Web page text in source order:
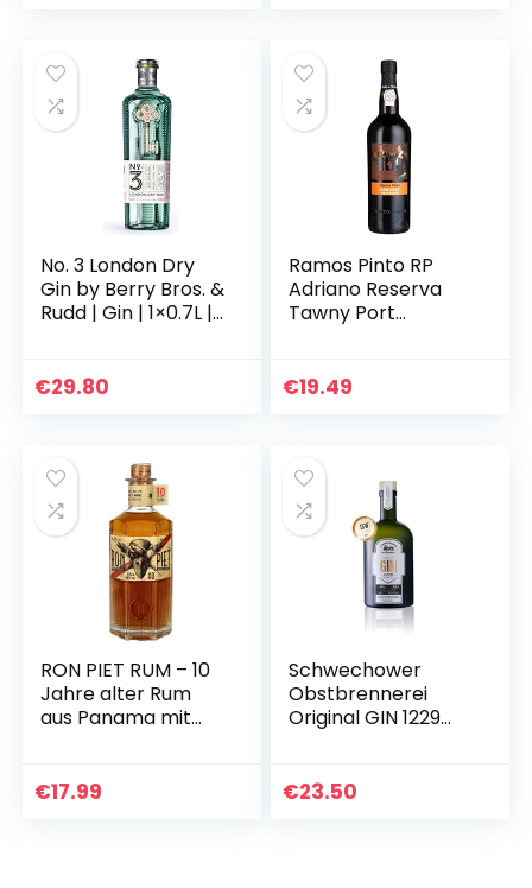
No. 3 London Dry
Gin by Berry Bros. &
Rudd | Gin | 1×0.7L |
bester Gin der Welt
€29.80
Ramos Pinto RP
Adriano Reserva
Tawny Port
€19.49
RON PIET RUM – 10
Jahre alter Rum
aus Panama mit
Barrel Rum aus
€17.99
Schwechower
Obstbrennerei
Original GIN 1229
Bester prämierter
€23.50